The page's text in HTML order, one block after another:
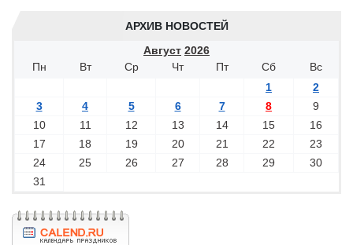
АРХИВ НОВОСТЕЙ
Август 2026
Пн
Вт Ср Чт Пт Сб
Вс
1
2
3
4 5 6 7 8
9
10
11 12 13 14 15
16
17
18 19 20 21 22
23
24
25 26 27 28 29
30
31